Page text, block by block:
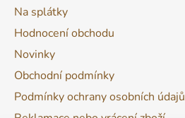
Na splátky
Hodnocení obchodu
Novinky
Obchodní podmínky
Podmínky ochrany osobních údajů